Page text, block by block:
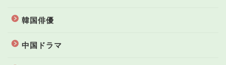
韓国俳優
中国ドラマ